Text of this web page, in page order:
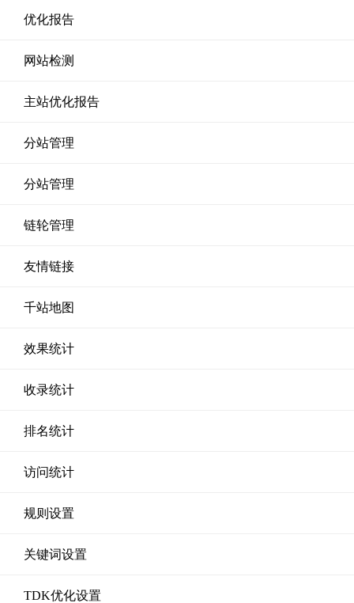
优化报告
网站检测
主站优化报告
分站管理
分站管理
链轮管理
友情链接
千站地图
效果统计
收录统计
排名统计
访问统计
规则设置
关键词设置
TDK优化设置